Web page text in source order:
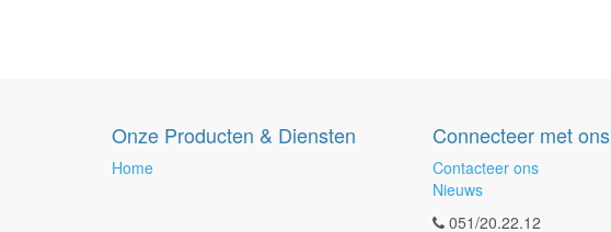
Onze Producten & Diensten
Home
Connecteer met ons
Contacteer ons
Nieuws
051/20.22.12